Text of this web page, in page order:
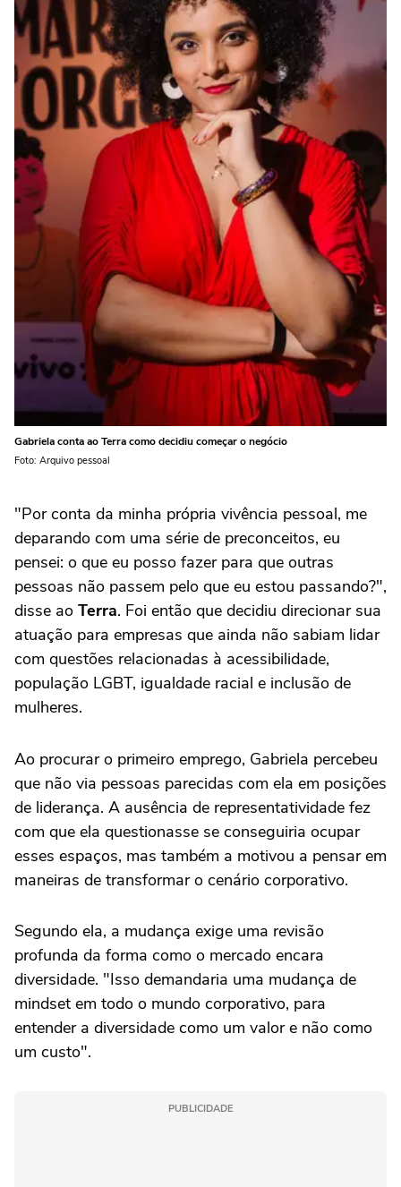
Gabriela conta ao Terra como decidiu começar o negócio
Foto: Arquivo pessoal
"Por conta da minha própria vivência pessoal, me
deparando com uma série de preconceitos, eu
pensei: o que eu posso fazer para que outras
pessoas não passem pelo que eu estou passando?",
disse ao Terra. Foi então que decidiu direcionar sua
atuação para empresas que ainda não sabiam lidar
com questões relacionadas à acessibilidade,
população LGBT, igualdade racial e inclusão de
mulheres.
Ao procurar o primeiro emprego, Gabriela percebeu
que não via pessoas parecidas com ela em posições
de liderança. A ausência de representatividade fez
com que ela questionasse se conseguiria ocupar
esses espaços, mas também a motivou a pensar em
maneiras de transformar o cenário corporativo.
Segundo ela, a mudança exige uma revisão
profunda da forma como o mercado encara
diversidade. "Isso demandaria uma mudança de
mindset em todo o mundo corporativo, para
entender a diversidade como um valor e não como
um custo".
PUBLICIDADE